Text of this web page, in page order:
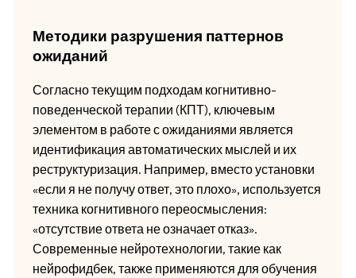
Методики разрушения паттернов
ожиданий
Согласно текущим подходам когнитивно-
поведенческой терапии (КПТ), ключевым
элементом в работе с ожиданиями является
идентификация автоматических мыслей и их
реструктуризация. Например, вместо установки
«если я не получу ответ, это плохо», используется
техника когнитивного переосмысления:
«отсутствие ответа не означает отказ».
Современные нейротехнологии, такие как
нейрофидбек, также применяются для обучения